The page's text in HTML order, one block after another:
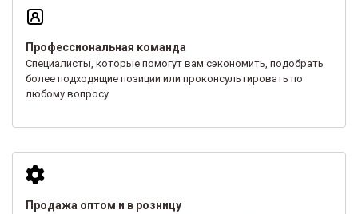
Профессиональная команда
Специалисты, которые помогут вам сэкономить, подобрать
более подходящие позиции или проконсультировать по
любому вопросу
Продажа оптом и в розницу